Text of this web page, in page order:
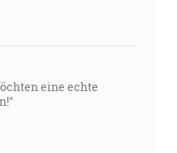
eine echte